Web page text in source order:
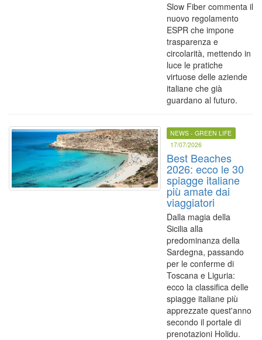
Slow Fiber commenta il
nuovo regolamento
ESPR che impone
trasparenza e
circolarità, mettendo in
luce le pratiche
virtuose delle aziende
italiane che già
guardano al futuro.
NEWS - GREEN LIFE
17/07/2026
Best Beaches
2026: ecco le 30
spiagge italiane
più amate dai
viaggiatori
Dalla magia della
Sicilia alla
predominanza della
Sardegna, passando
per le conferme di
Toscana e Liguria:
ecco la classifica delle
spiagge italiane più
apprezzate quest'anno
secondo il portale di
prenotazioni Holidu.